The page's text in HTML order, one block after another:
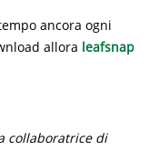
ancora ogni
allora leafsnap
collaboratrice di